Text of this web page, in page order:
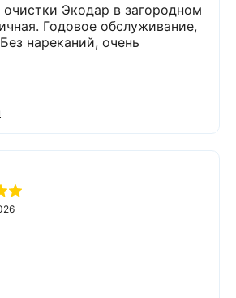
Экодар в загородном
Годовое обслуживание,
нареканий, очень